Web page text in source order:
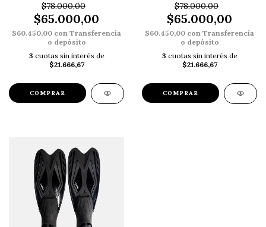
$78.000,00
$65.000,00
$60.450,00 con Transferencia
o depósito
3 cuotas sin interés de
$21.666,67
$78.000,00
$65.000,00
$60.450,00 con Transferencia
o depósito
3 cuotas sin interés de
$21.666,67